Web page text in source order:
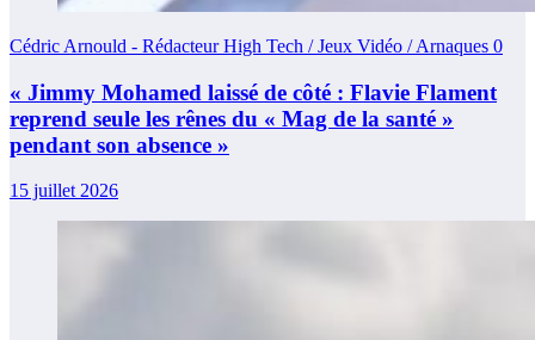
Cédric Arnould - Rédacteur High Tech / Jeux Vidéo / Arnaques 0
« Jimmy Mohamed laissé de côté : Flavie Flament
reprend seule les rênes du « Mag de la santé »
pendant son absence »
15 juillet 2026